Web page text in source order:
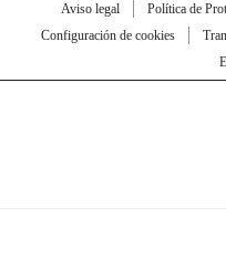
Aviso legal Política de
Configuración de cookies